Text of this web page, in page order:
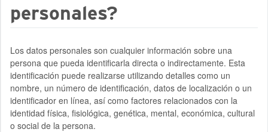
personales?
Los datos personales son cualquier información sobre una
persona que pueda identificarla directa o indirectamente. Esta
identificación puede realizarse utilizando detalles como un
nombre, un número de identificación, datos de localización o un
identificador en línea, así como factores relacionados con la
identidad física, fisiológica, genética, mental, económica, cultural
o social de la persona.